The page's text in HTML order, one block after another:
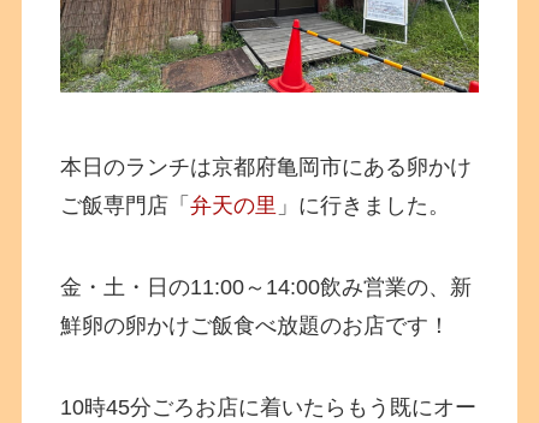
本日のランチは京都府亀岡市にある卵かけ
ご飯専門店「弁天の里 」に行きました。
金・土・日の11:00～14:00飲み営業の、新
鮮卵の卵かけご飯食べ放題のお店です！
10時45分ごろお店に着いたらもう既にオー